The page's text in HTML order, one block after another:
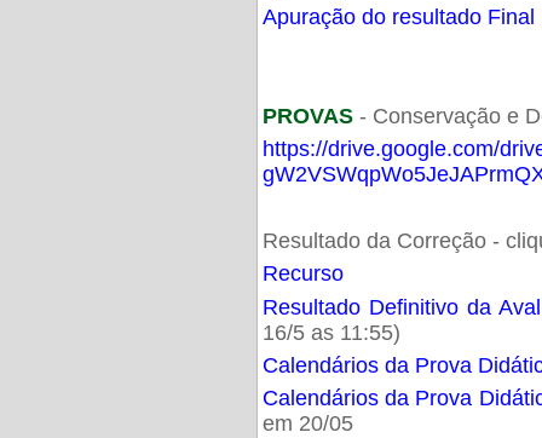
Apuração do resultado Final
PROVAS- Conservação e
https://drive.google.com/
Resultado da Correção -
Recurso
Resultado Definitivo da
16/5 as 11:55)
Calendários da Prova
Calendários da Prova
em 20/05